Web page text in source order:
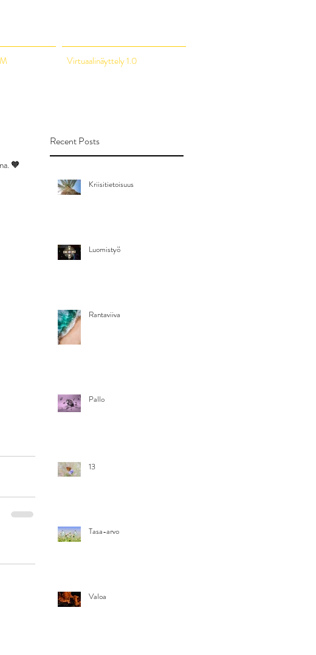
Virtuaalinäyttely 1.0
🧡
Recent Posts
Kriisitietoisuus
Luomistyö
Rantaviiva
Pallo
13
Tasa-arvo
Valoa